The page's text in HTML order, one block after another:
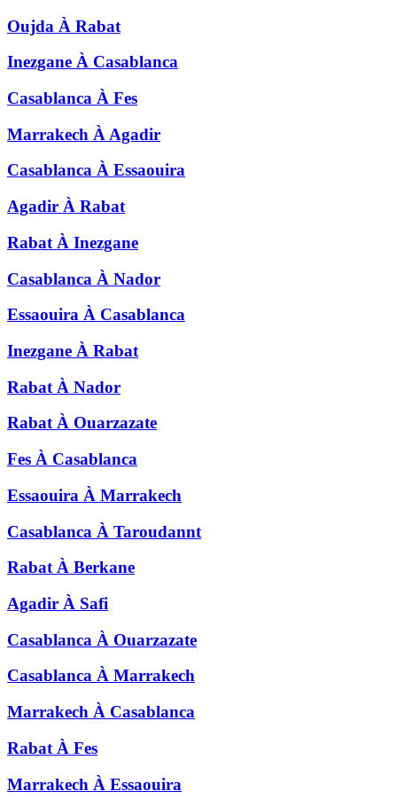
Oujda À Rabat
Inezgane À Casablanca
Casablanca À Fes
Marrakech À Agadir
Casablanca À Essaouira
Agadir À Rabat
Rabat À Inezgane
Casablanca À Nador
Essaouira À Casablanca
Inezgane À Rabat
Rabat À Nador
Rabat À Ouarzazate
Fes À Casablanca
Essaouira À Marrakech
Casablanca À Taroudannt
Rabat À Berkane
Agadir À Safi
Casablanca À Ouarzazate
Casablanca À Marrakech
Marrakech À Casablanca
Rabat À Fes
Marrakech À Essaouira